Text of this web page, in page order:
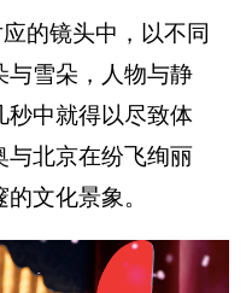
的镜头中，以不同
与雪朵，人物与静
秒中就得以尽致体
与北京在纷飞绚丽
文化景象。